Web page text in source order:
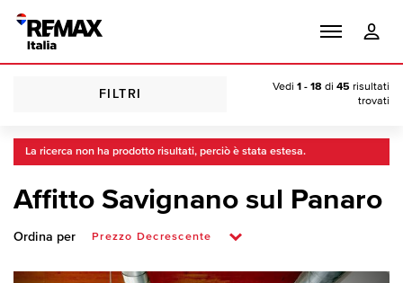
FILTRI
Vedi 1 - 18 di 45 risultati
trovati
La ricerca non ha prodotto risultati, perciò è stata estesa.
Affitto Savignano sul Panaro
Ordina per